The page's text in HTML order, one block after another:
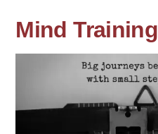
Mind Training